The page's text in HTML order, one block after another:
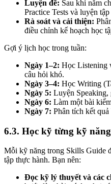
Luyện đề: Sau khi nắm
Practice Tests và luyện
Rà soát và cải thiện:
điều chỉnh kế hoạch học
Gợi ý lịch học trong tuần:
Ngày 1–2: Học Listening
câu hỏi khó.
Ngày 3–4: Học Writing
Ngày 5: Luyện Speaking,
Ngày 6: Làm một bài
Ngày 7: Phân tích kết
6.3. Học kỹ từng kỹ
Mỗi kỹ năng trong Skills Guide
tập thực hành. Bạn nên:
Đọc kỹ lý thuyết và các